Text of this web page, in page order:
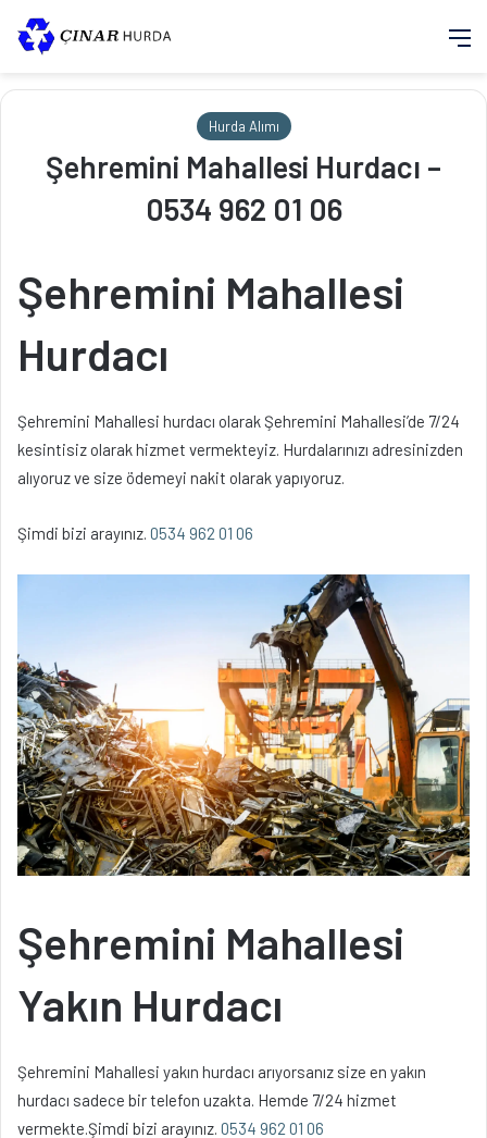
Hurda Alımı
Şehremini Mahallesi Hurdacı –
0534 962 01 06
Şehremini Mahallesi
Hurdacı
Şehremini Mahallesi hurdacı olarak Şehremini Mahallesi’de 7/24
kesintisiz olarak hizmet vermekteyiz. Hurdalarınızı adresinizden
alıyoruz ve size ödemeyi nakit olarak yapıyoruz.
Şimdi bizi arayınız. 0534 962 01 06
Şehremini Mahallesi
Yakın Hurdacı
Şehremini Mahallesi yakın hurdacı arıyorsanız size en yakın
hurdacı sadece bir telefon uzakta. Hemde 7/24 hizmet
vermekte.Şimdi bizi arayınız. 0534 962 01 06